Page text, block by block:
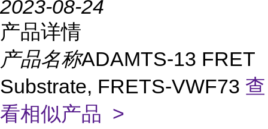
2023-08-24
产品详情
产品名称ADAMTS-13 FRET
Substrate, FRETS-VWF73 查
看相似产品 >